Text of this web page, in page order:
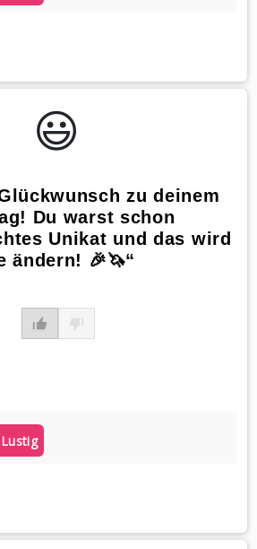
😃️
zu deinem
Du warst schon
Unikat und das wird
ändern! 🎉🦄“